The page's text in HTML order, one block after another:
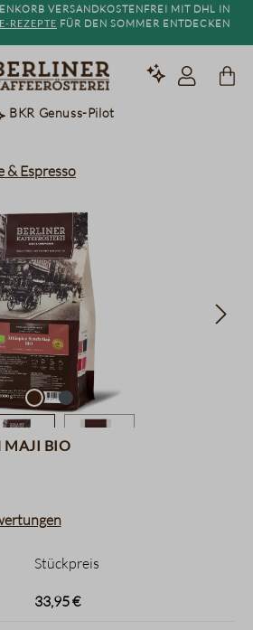
versandkostenfrei mit DHL in
Rezepte für den Sommer entdecken
BKR Genuss-Pilot
& Espresso
BIO
Stückpreis
33,95 €